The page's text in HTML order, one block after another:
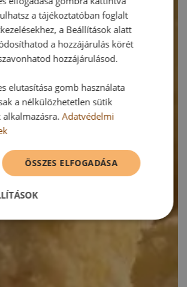
a tájékoztatóban foglalt
a Beállítások alatt
a hozzájárulás körét
hozzájárulásod.
elutasítása gomb használata
a nélkülözhetetlen sütik
alkalmazásra.Adatvédelmi
ÖSSZES ELFOGADÁSA